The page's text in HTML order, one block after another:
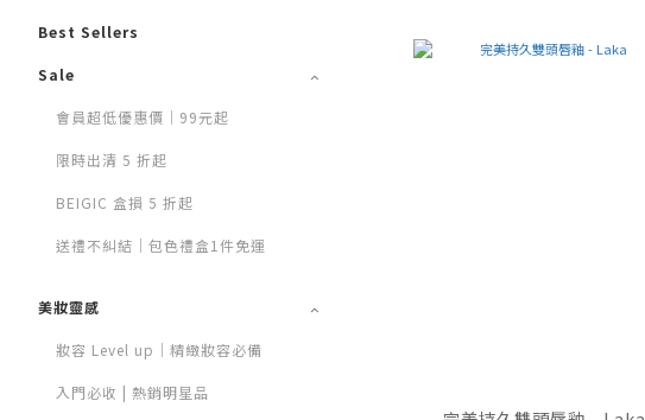
Best Sellers
Sale
會員超低優惠價｜99元起
限時出清 5 折起
BEIGIC 盒損 5 折起
送禮不糾結｜包色禮盒1件免運
美妝靈感
妝容 Level up｜精緻妝容必備
入門必收 | 熱銷明星品